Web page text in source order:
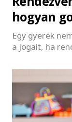
hogyan
Egy gyerek
a jogait, ha